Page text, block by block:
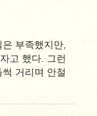
부족했지만,
고 했다. 그런
거리며 안절